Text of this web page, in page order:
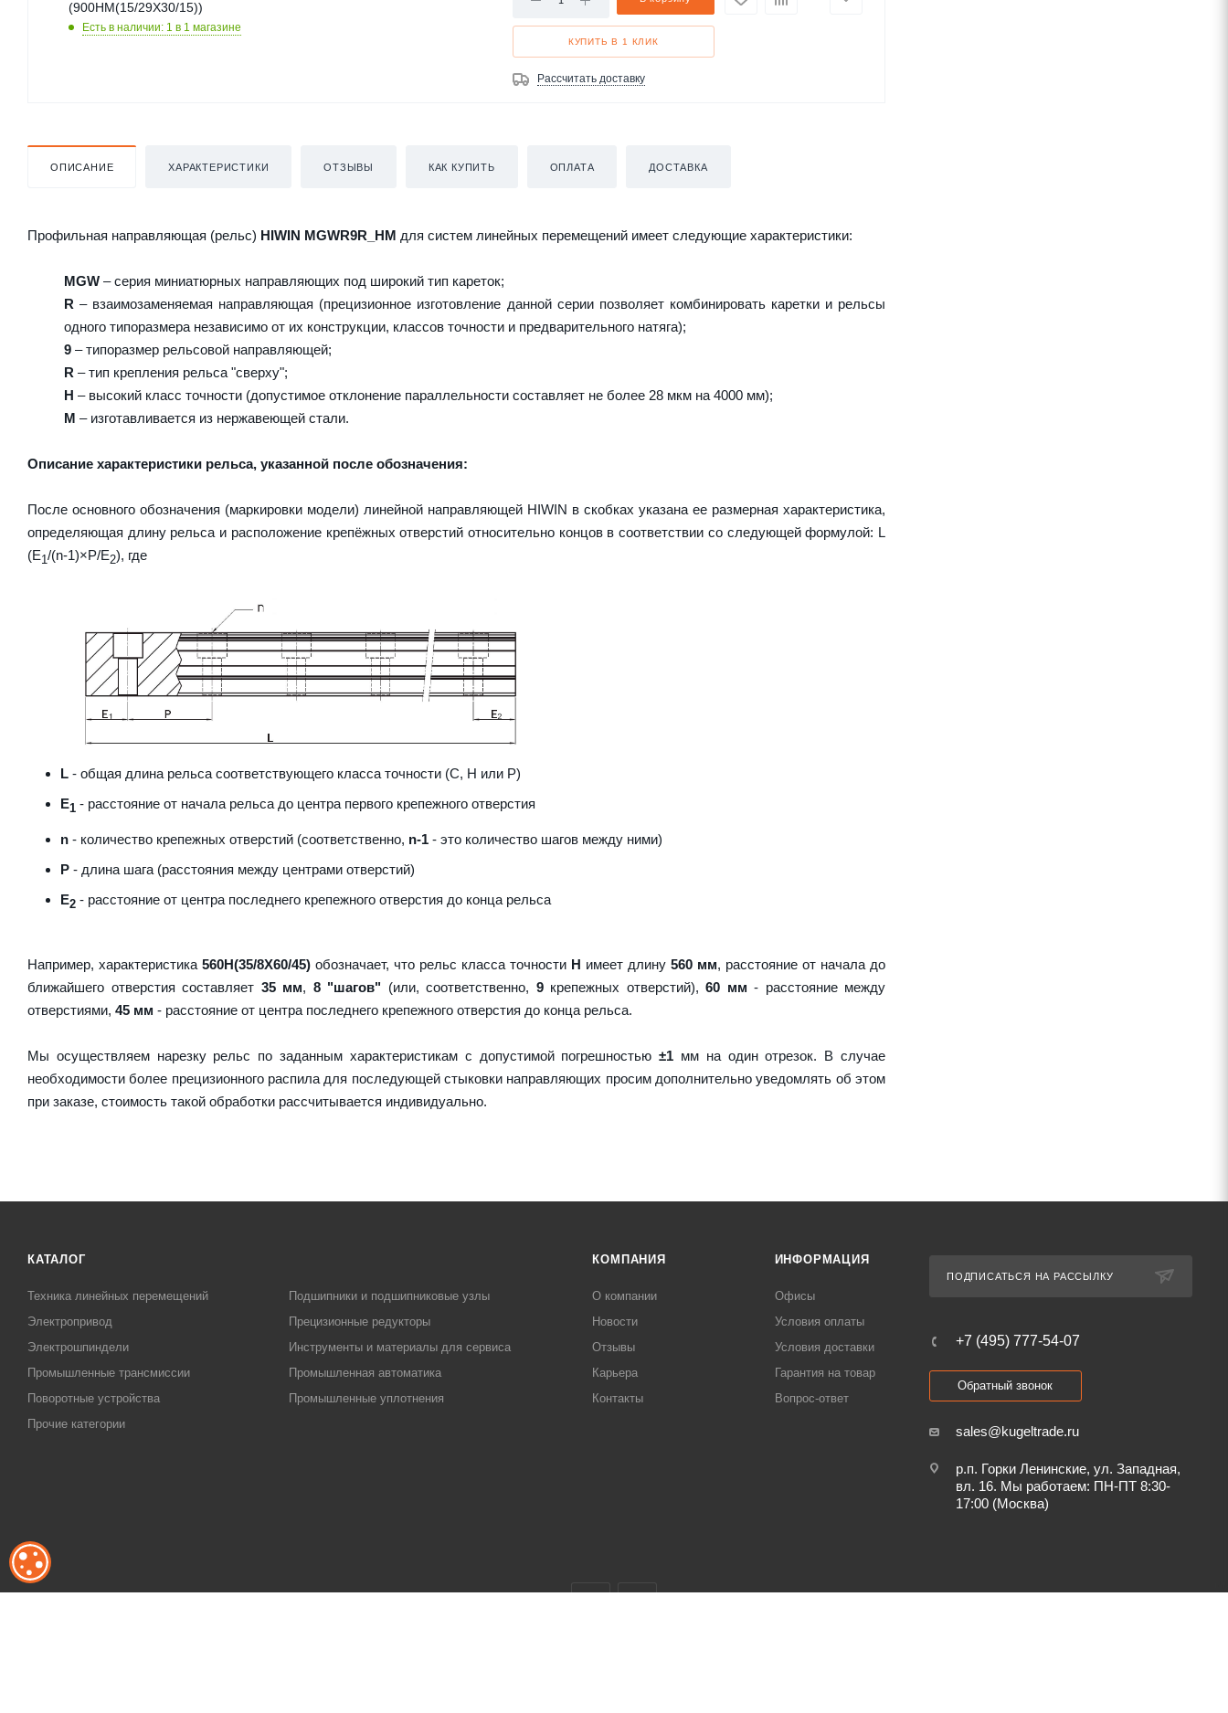
(900HM(15/29X30/15))
Есть в наличии: 1 в 1 магазине
КУПИТЬ В 1 КЛИК
Рассчитать доставку
ОПИСАНИЕ ХАРАКТЕРИСТИКИ ОТЗЫВЫ КАК КУПИТЬ ОПЛАТА ДОСТАВКА
Профильная направляющая (рельс) HIWIN MGWR9R_HM для систем линейных перемещений имеет следующие характеристики:
MGW – серия миниатюрных направляющих под широкий тип кареток;
R – взаимозаменяемая направляющая (прецизионное изготовление данной серии позволяет комбинировать каретки и рельсы
одного типоразмера независимо от их конструкции, классов точности и предварительного натяга);
9 – типоразмер рельсовой направляющей;
R – тип крепления рельса "сверху";
H – высокий класс точности (допустимое отклонение параллельности составляет не более 28 мкм на 4000 мм);
M – изготавливается из нержавеющей стали.
Описание характеристики рельса, указанной после обозначения:
После основного обозначения (маркировки модели) линейной направляющей HIWIN в скобках указана ее размерная характеристика,
определяющая длину рельса и расположение крепёжных отверстий относительно концов в соответствии со следующей формулой: L
(E1/(n-1)×P/E2), где
L - общая длина рельса соответствующего класса точности (С, H или Р)
E1 - расстояние от начала рельса до центра первого крепежного отверстия
n - количество крепежных отверстий (соответственно, n-1 - это количество шагов между ними)
P - длина шага (расстояния между центрами отверстий)
E2 - расстояние от центра последнего крепежного отверстия до конца рельса
Например, характеристика 560H(35/8X60/45) обозначает, что рельс класса точности H имеет длину 560 мм, расстояние от начала до
ближайшего отверстия составляет 35 мм, 8 "шагов" (или, соответственно, 9крепежных отверстий), 60 мм - расстояние между
отверстиями, 45 мм - расстояние от центра последнего крепежного отверстия до конца рельса.
Мы осуществляем нарезку рельс по заданным характеристикам с допустимой погрешностью±1 мм на один отрезок. В случае
необходимости более прецизионного распила для последующей стыковки направляющих просим дополнительно уведомлять об этом
при заказе, стоимость такой обработки рассчитывается индивидуально.
КАТАЛОГ
Техника линейных перемещений
Подшипники и подшипниковые узлы
Электропривод
Прецизионные редукторы
Электрошпиндели
Инструменты и материалы для сервиса
Промышленные трансмиссии
Промышленная автоматика
Поворотные устройства
Промышленные уплотнения
Прочие категории
КОМПАНИЯ
О компании
Новости
Отзывы
Карьера
Контакты
ИНФОРМАЦИЯ
Офисы
Условия оплаты
Условия доставки
Гарантия на товар
Вопрос-ответ
ПОДПИСАТЬСЯ НА РАССЫЛКУ
+7 (495) 777-54-07
Обратный звонок
sales@kugeltrade.ru
р.п. Горки Ленинские, ул. Западная,
вл. 16. Мы работаем: ПН-ПТ 8:30-
17:00 (Москва)
ОБРАБОТКА ФАЙЛОВ COOKIE